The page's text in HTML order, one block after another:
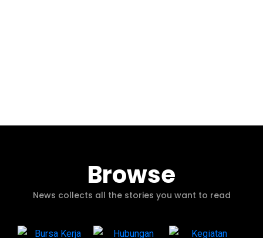
Browse
News collects all the stories you want to read